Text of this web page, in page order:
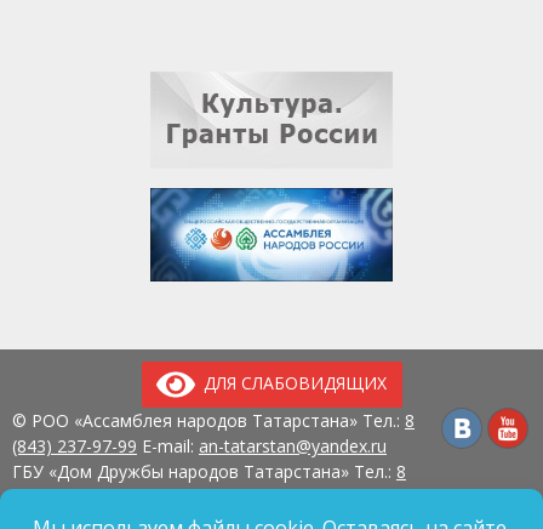
ДЛЯ СЛАБОВИДЯЩИХ
© РОО «Ассамблея народов Татарстана» Тел.: 8
(843) 237-97-99 E-mail: an-tatarstan@yandex.ru
ГБУ «Дом Дружбы народов Татарстана» Тел.: 8
420107, г. Казань, ул. Павлюхина, д. 57